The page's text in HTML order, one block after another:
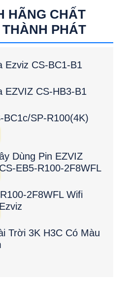
HÃNG CHẤT
PHÁT
Ezviz CS-BC1-B1
EZVIZ CS-HB3-B1
BC1c/SP-R100(4K)
Dùng Pin EZVIZ
EB5-R100-2F8WFL
2F8WFL Wifi
Trời 3K H3C Có Màu